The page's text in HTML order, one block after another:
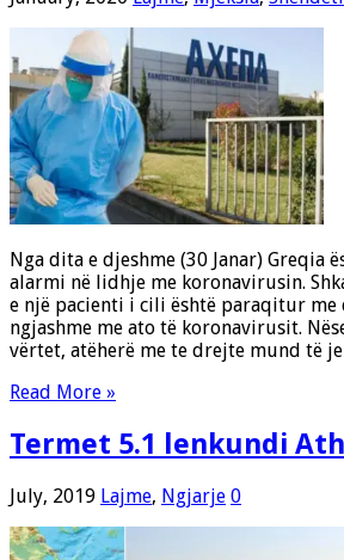
Nga dita e djeshme (30 Janar) Greqia
alarmi në lidhje me koronavirusin.
e një pacienti i cili është paraqitur me
ngjashme me ato të koronavirusit.
vërtet, atëherë me te drejte mund të
Read More »
Termet 5.1 lenkundi
July, 2019 Lajme, Ngjarje 0